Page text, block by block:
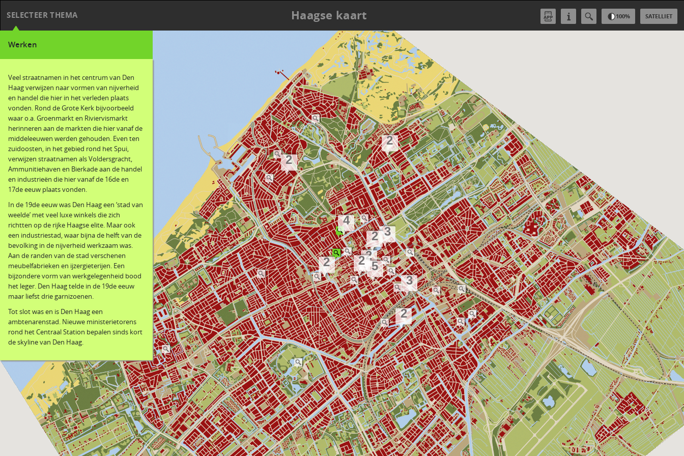
SELECTEER THEMA Haagse kaart SATELLIET
100%
Werken
Veel straatnamen in het centrum van Den
Haag verwijzen naar vormen van nijverheid
en handel die hier in het verleden plaats
vonden. Rond de Grote Kerk bijvoorbeeld
waar o.a. Groenmarkt en Riviervismarkt
herinneren aan de markten die hier vanaf de
middeleeuwen werden gehouden. Even ten
zuidoosten, in het gebied rond het Spui,
verwijzen straatnamen als Voldersgracht,
Ammunitiehaven en Bierkade aan de handel
en industrieën die hier vanaf de 16de en
17de eeuw plaats vonden.
In de 19de eeuw was Den Haag een ‘stad van
weelde’ met veel luxe winkels die zich
richtten op de rijke Haagse elite. Maar ook
een industriestad, waar bijna de helft van de
bevolking in de nijverheid werkzaam was.
Aan de randen van de stad verschenen
meubelfabrieken en ijzergieterijen. Een
bijzondere vorm van werkgelegenheid bood
het leger. Den Haag telde in de 19de eeuw
maar liefst drie garnizoenen.
Tot slot was en is Den Haag een
ambtenarenstad. Nieuwe ministerietorens
rond het Centraal Station bepalen sinds kort
de skyline van Den Haag.
2
5
3
2
2
3
4
2 2
2
2